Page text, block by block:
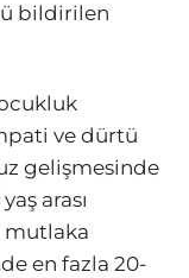
bildirilen
ve dürtü
gelişmesinde
arası
mutlaka
en fazla 20-